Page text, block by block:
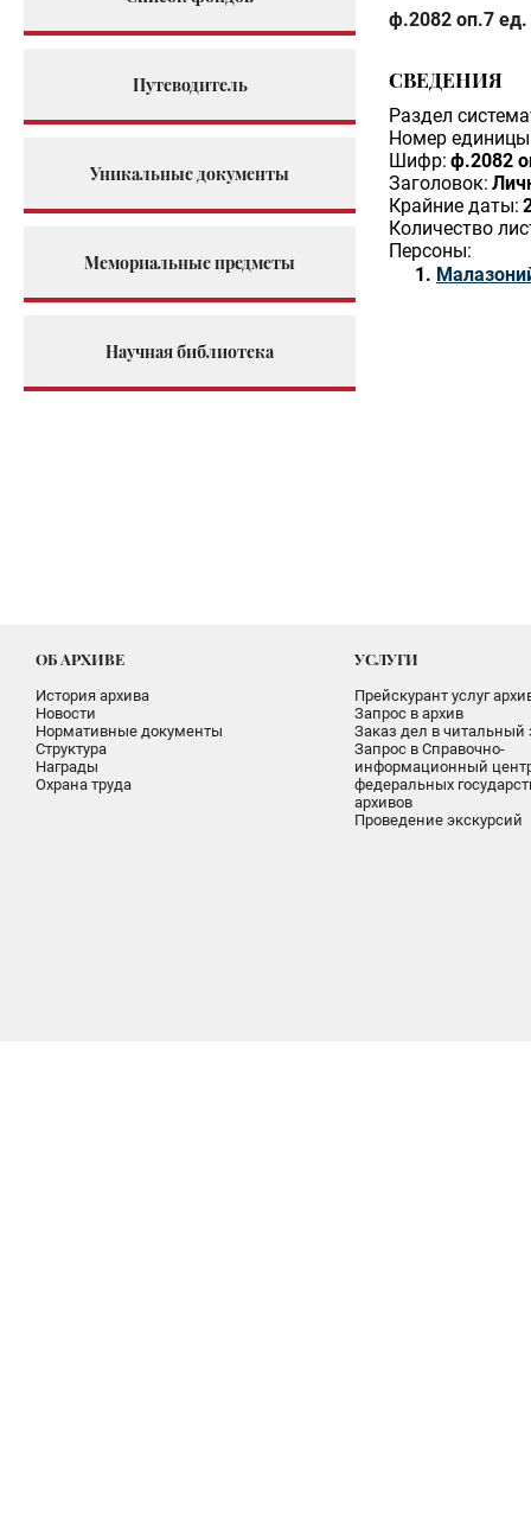
Путеводитель
Уникальные документы
Мемориальные предметы
Научная библиотека
ф.2082 оп.7 ед.
СВЕДЕНИЯ
Раздел
Номер единицы
Шифр: ф.2082
Заголовок:
Крайние даты:
Количество
Персоны:
ОБ АРХИВЕ
История архива
Новости
Нормативные документы
Структура
Награды
Охрана труда
УСЛУГИ
Прейскурант услуг
Запрос в архив
Заказ дел в читальный
Запрос в Справочно-
информационный
федеральных
архивов
Проведение экскурсий